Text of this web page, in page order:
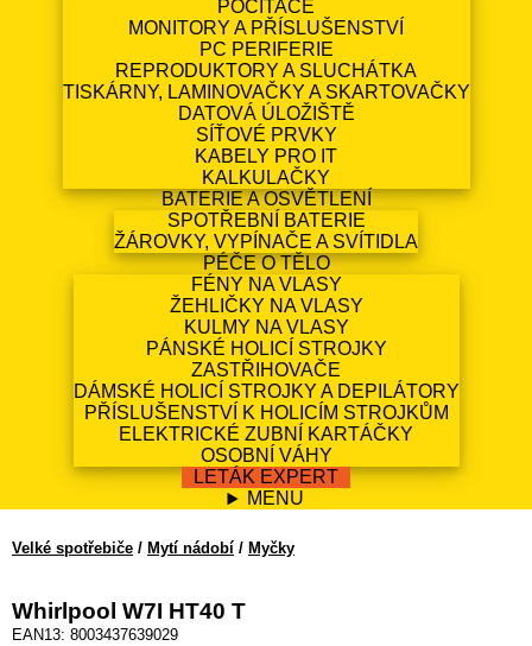
POČÍTAČE
MONITORY A PŘÍSLUŠENSTVÍ
PC PERIFERIE
REPRODUKTORY A SLUCHÁTKA
TISKÁRNY, LAMINOVAČKY A SKARTOVAČKY
DATOVÁ ÚLOŽIŠTĚ
SÍŤOVÉ PRVKY
KABELY PRO IT
KALKULAČKY
BATERIE A OSVĚTLENÍ
SPOTŘEBNÍ BATERIE
ŽÁROVKY, VYPÍNAČE A SVÍTIDLA
PÉČE O TĚLO
FÉNY NA VLASY
ŽEHLIČKY NA VLASY
KULMY NA VLASY
PÁNSKÉ HOLICÍ STROJKY
ZASTŘIHOVAČE
DÁMSKÉ HOLICÍ STROJKY A DEPILÁTORY
PŘÍSLUŠENSTVÍ K HOLICÍM STROJKŮM
ELEKTRICKÉ ZUBNÍ KARTÁČKY
OSOBNÍ VÁHY
LETÁK EXPERT
MENU
Velké spotřebiče / Mytí nádobí / Myčky
Whirlpool W7I HT40 T
EAN13: 8003437639029